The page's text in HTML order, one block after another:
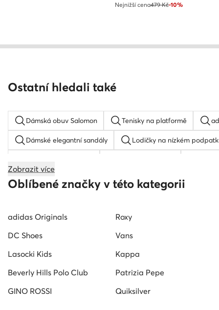
Nejnižší cena479 Kč-10%
Ostatní hledali také
Dámská obuv Salomon Tenisky na platformě
Dámské elegantní sandály Lodičky na nízkém
Dětské tenisky Reebok Club C 85 Boty k obleku
Zobrazit více
Oblíbené značky v této kategorii
adidas Originals
Roxy
DC Shoes
Vans
Lasocki Kids
Kappa
Beverly Hills Polo Club
Patrizia Pepe
GINO ROSSI
Quiksilver